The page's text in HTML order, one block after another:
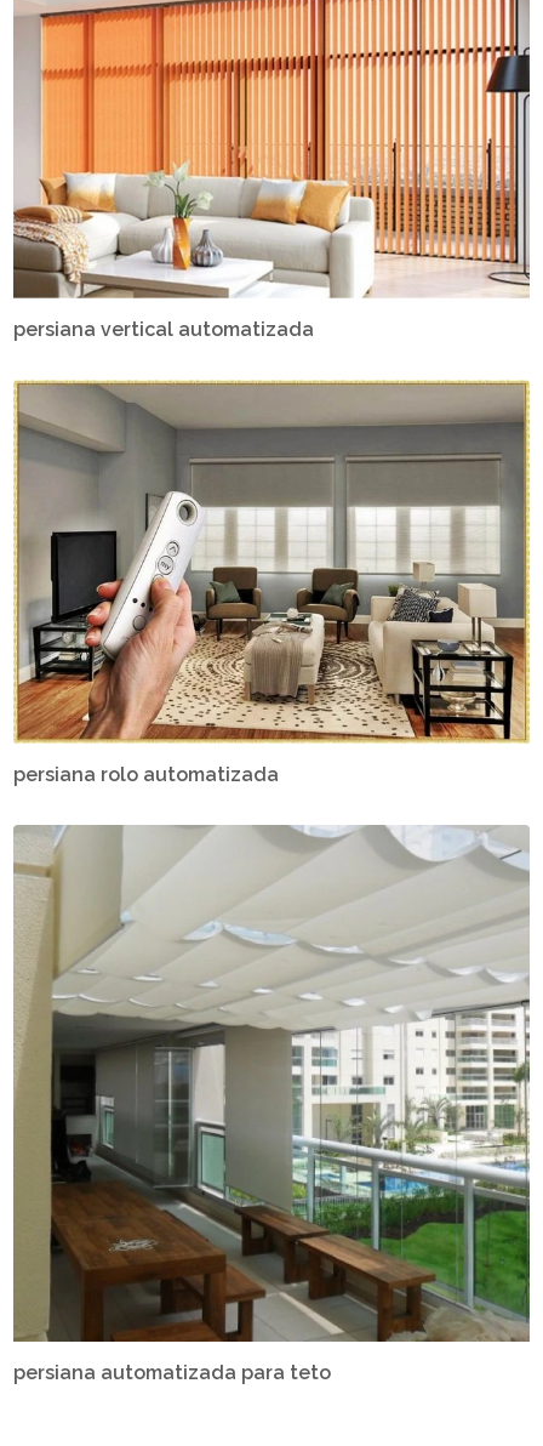
persiana vertical automatizada
persiana rolo automatizada
persiana automatizada para teto